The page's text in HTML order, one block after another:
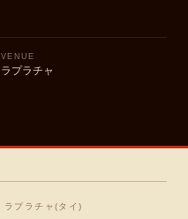
VENUE
ラプラチャ
ラプラチャ(タイ)